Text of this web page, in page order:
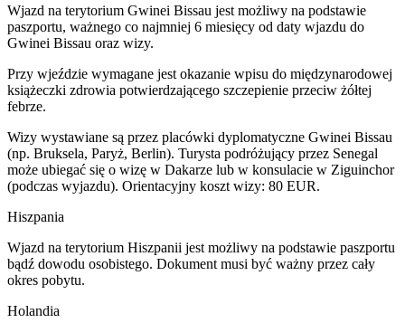
Wjazd na terytorium Gwinei Bissau jest możliwy na podstawie
paszportu, ważnego co najmniej 6 miesięcy od daty wjazdu do
Gwinei Bissau oraz wizy.
Przy wjeździe wymagane jest okazanie wpisu do międzynarodowej
książeczki zdrowia potwierdzającego szczepienie przeciw żółtej
febrze.
Wizy wystawiane są przez placówki dyplomatyczne Gwinei Bissau
(np. Bruksela, Paryż, Berlin). Turysta podróżujący przez Senegal
może ubiegać się o wizę w Dakarze lub w konsulacie w Ziguinchor
(podczas wyjazdu). Orientacyjny koszt wizy: 80 EUR.
Hiszpania
​Wjazd na terytorium Hiszpanii jest możliwy na podstawie paszportu
bądź dowodu osobistego. Dokument musi być ważny przez cały
okres pobytu.
Holandia